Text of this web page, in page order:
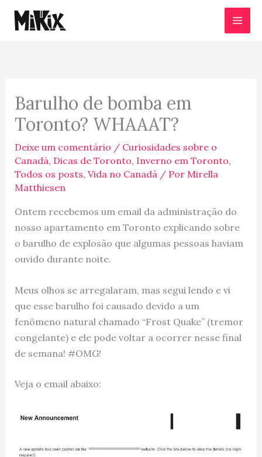
para
Barulho de bomba em
Toronto? WHAAAT?
Deixe um comentário / Curiosidades sobre o
Canadá, Dicas de Toronto, Inverno em Toronto,
Todos os posts, Vida no Canadá/ Por Mirella
Matthiesen
Ontem recebemos um email da administração do
nosso apartamento em Toronto explicando sobre
o barulho de explosão que algumas pessoas haviam
ouvido durante noite.
Meus olhos se arregalaram, mas segui lendo e vi
que esse barulho foi causado devido a um
fenômeno natural chamado “Frost Quake” (tremor
congelante) e ele pode voltar a ocorrer nesse final
de semana! #OMG!
Veja o email abaixo: